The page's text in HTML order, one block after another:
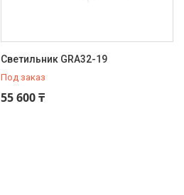
Светильник GRA32-19
Под заказ
55 600 ₸